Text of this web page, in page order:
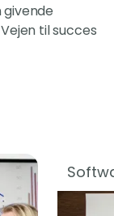
givende
til succes